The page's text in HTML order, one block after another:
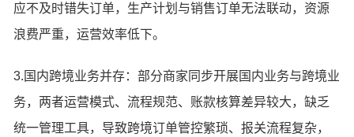
应不及时错失订单，生产计划与销售订单无法联动，资源
浪费严重，运营效率低下。
3.国内跨境业务并存：部分商家同步开展国内业务与跨境业
务，两者运营模式、流程规范、账款核算差异较大，缺乏
统一管理工具，导致跨境订单管控繁琐、报关流程复杂，